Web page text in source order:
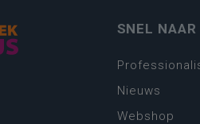
SNEL NAAR
Nieuws
Webshop